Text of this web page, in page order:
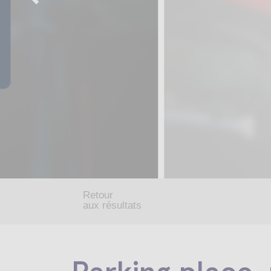
Retour
aux résultats